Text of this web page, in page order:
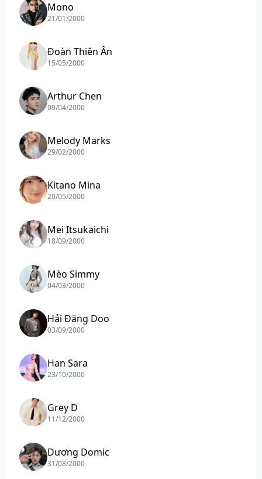
Mono
21/01/2000
Đoàn Thiên Ân
15/05/2000
Arthur Chen
09/04/2000
Melody Marks
29/02/2000
Kitano Mina
20/05/2000
Mei Itsukaichi
18/09/2000
Mèo Simmy
04/03/2000
Hải Đăng Doo
03/09/2000
Han Sara
23/10/2000
Grey D
11/12/2000
Dương Domic
31/08/2000